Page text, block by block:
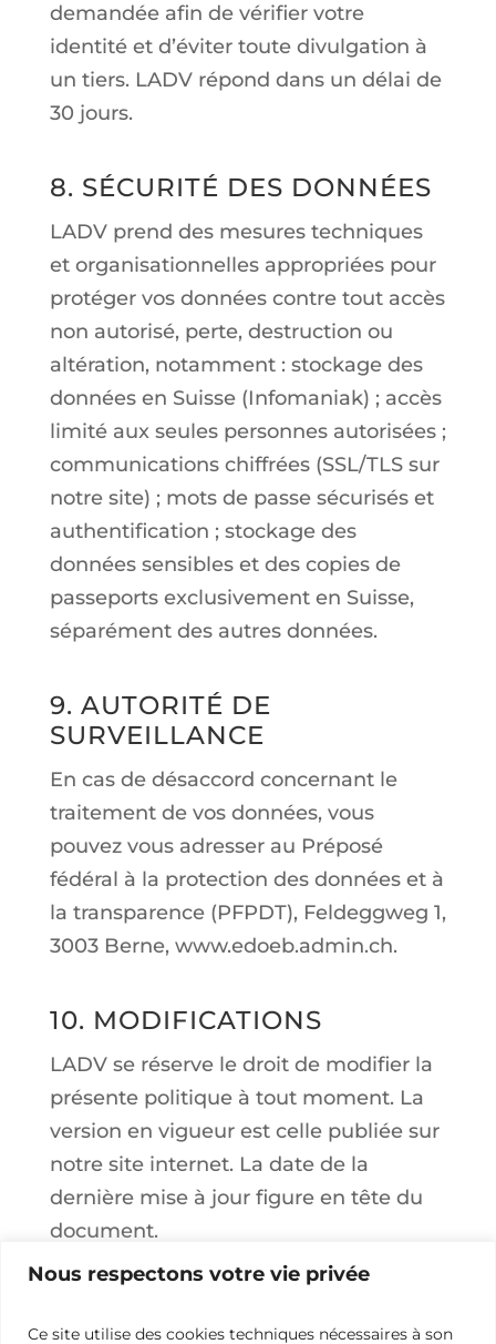
Nous respectons votre vie privée
Ce site utilise des cookies techniques nécessaires à son
demandée afin de vérifier votre
identité et d’éviter toute divulgation à
un tiers. LADV répond dans un délai de
30 jours.
8. SÉCURITÉ DES DONNÉES
LADV prend des mesures techniques
et organisationnelles appropriées pour
protéger vos données contre tout accès
non autorisé, perte, destruction ou
altération, notamment : stockage des
données en Suisse (Infomaniak) ; accès
limité aux seules personnes autorisées ;
communications chiffrées (SSL/TLS sur
notre site) ; mots de passe sécurisés et
authentification ; stockage des
données sensibles et des copies de
passeports exclusivement en Suisse,
séparément des autres données.
9. AUTORITÉ DE
SURVEILLANCE
En cas de désaccord concernant le
traitement de vos données, vous
pouvez vous adresser au Préposé
fédéral à la protection des données et à
la transparence (PFPDT), Feldeggweg 1,
3003 Berne, www.edoeb.admin.ch.
10. MODIFICATIONS
LADV se réserve le droit de modifier la
présente politique à tout moment. La
version en vigueur est celle publiée sur
notre site internet. La date de la
dernière mise à jour figure en tête du
document.